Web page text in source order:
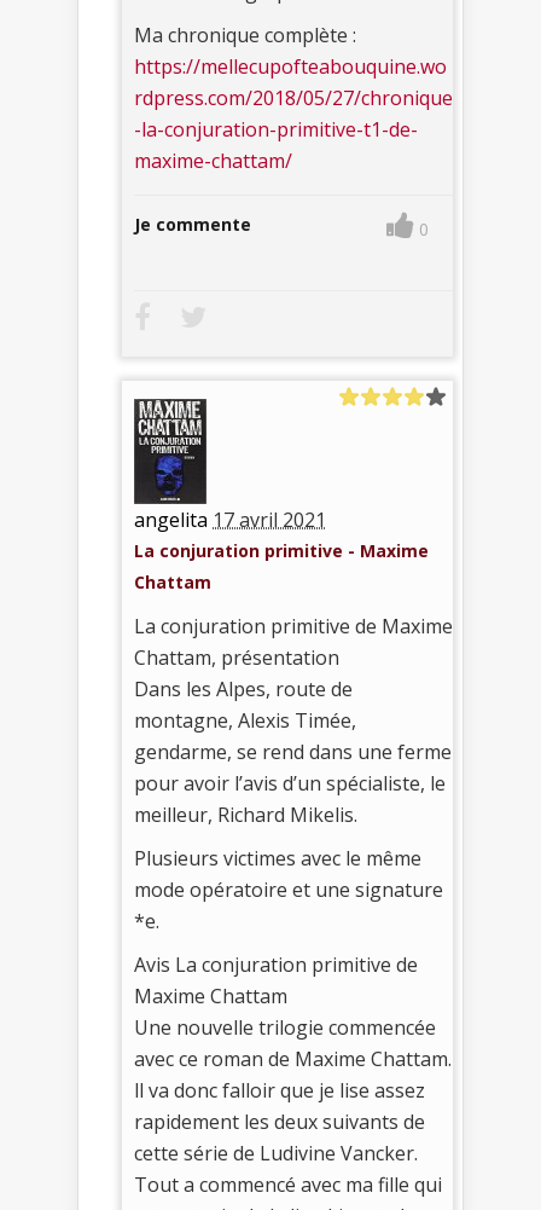
Ma chronique complète :
https://mellecupofteabouquine.wo
rdpress.com/2018/05/27/chronique
-la-conjuration-primitive-t1-de-
maxime-chattam/
Je commente 0
angelita 17 avril 2021
La conjuration primitive - Maxime
Chattam
La conjuration primitive de Maxime
Chattam, présentation
Dans les Alpes, route de
montagne, Alexis Timée,
gendarme, se rend dans une ferme
pour avoir l’avis d’un spécialiste, le
meilleur, Richard Mikelis.
Plusieurs victimes avec le même
mode opératoire et une signature
*e.
Avis La conjuration primitive de
Maxime Chattam
Une nouvelle trilogie commencée
avec ce roman de Maxime Chattam.
ll va donc falloir que je lise assez
rapidement les deux suivants de
cette série de Ludivine Vancker.
Tout a commencé avec ma fille qui